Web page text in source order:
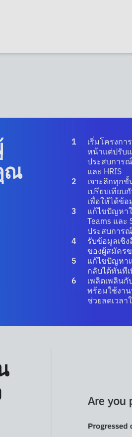
ณ
เริ่มโครงก
หน้าแต่ปรับ
ประสบการ
และ HRIS
เจาะลึกทุก
เปรียบเทีย
เพื่อให้ได้ข้
แก้ไขปัญหา
Teams และ
ประสบการ
รับข้อมูลเชิ
ของผู้สมัคร
แก้ไขปัญหา
กลับได้ทันที
เพลิดเพลิน
พร้อมใช้งาน
ช่วยลดเวล